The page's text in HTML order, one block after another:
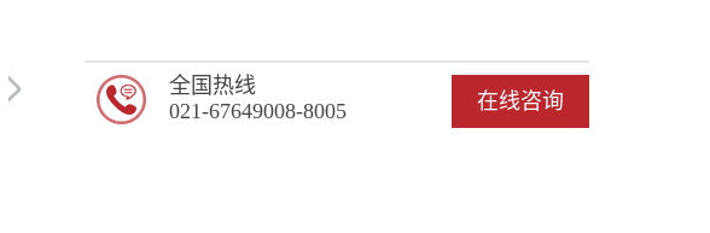
在线咨询
全国热线
021-67649008-8005